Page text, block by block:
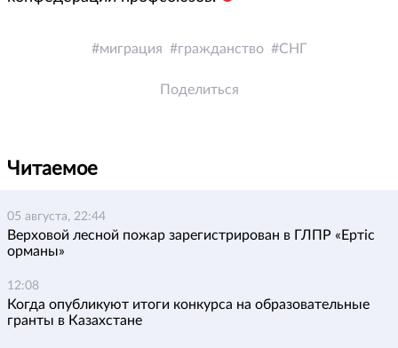
миграция гражданство СНГ
Поделиться
Читаемое
05 августа, 22:44
Верховой лесной пожар зарегистрирован в ГЛПР «Ертіс
орманы»
12:08
Когда опубликуют итоги конкурса на образовательные
гранты в Казахстане